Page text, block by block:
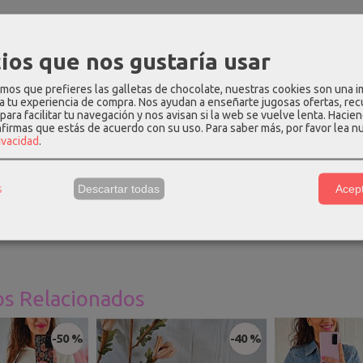
color blanco con estampado impreso en el pecho. Tiene cuello
hasta la talla 40.
:95% algodón - 5% elastano.
largo - 60cm, hombros - 38cm, pecho - 94cm,
talla S y mide 1.69m, para que os hagáis una idea.
Relacionados
-50 % -40 %
que nos gustaría usar
que prefieres las galletas de chocolate, nuestras cookies son una
tu experiencia de compra. Nos ayudan a enseñarte jugosas ofertas,
facilitar tu navegación y nos avisan si la web se vuelve lenta.
que estás de acuerdo con su uso. Para saber más, por favor lea
.
Descartar todas